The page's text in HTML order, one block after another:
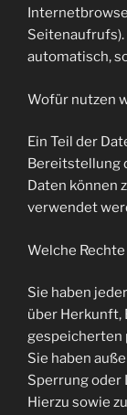
automatisch,
Wofür nutzen
Ein Teil der
Bereitstellung
Daten können
verwendet
Welche
Sie haben
über Herkunft,
gespeicherten
Sie haben
Sperrung oder
Hierzu sowie